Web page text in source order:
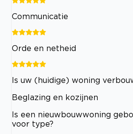
Communicatie
Orde en netheid
Is uw (huidige) woning
Beglazing en kozijnen
Is een nieuwbouwwoning
voor type?